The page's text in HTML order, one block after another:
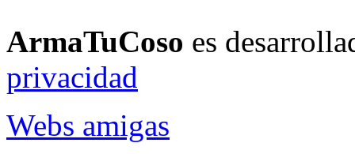
ArmaTuCoso es
privacidad
Webs amigas